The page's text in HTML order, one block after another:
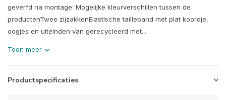
geverfd na montage: Mogelijke kleurverschillen tussen de
productenTwee zijzakkenElastische tailleband met plat koordje,
oogjes en uiteinden van gerecycleerd met...
Toon meer
Productspecificaties